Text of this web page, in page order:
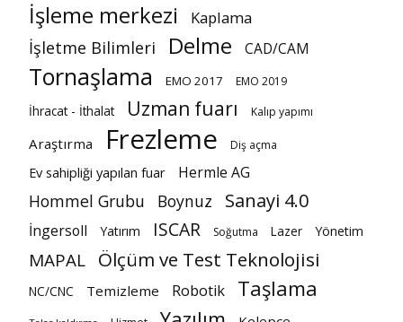
İşleme merkezi Kaplama
İşletme Bilimleri Delme CAD/CAM
Tornaşlama EMO 2017 EMO 2019
İhracat - İthalat Uzman fuarı Kalıp yapımı
Araştırma Frezleme Diş açma
Ev sahipliği yapılan fuar Hermle AG
Hommel Grubu Boynuz Sanayi 4.0
İngersoll Yatırım ISCAR Soğutma Lazer Yönetim
MAPAL Ölçüm ve Test Teknolojisi
NC/CNC Temizleme Robotik Taşlama